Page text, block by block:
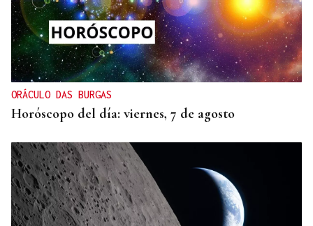
ORÁCULO DAS BURGAS
Horóscopo del día: viernes, 7 de agosto